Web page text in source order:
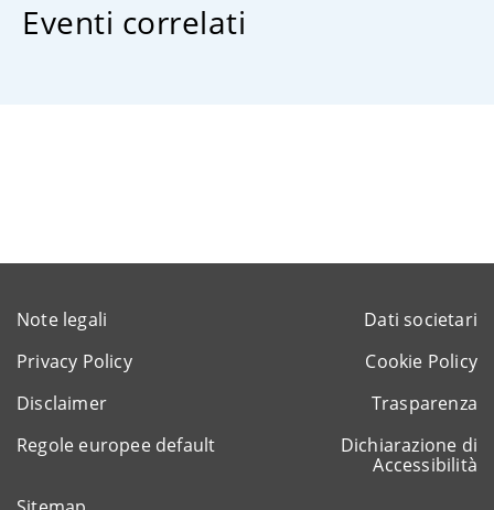
Eventi correlati
Note legali
Dati societari
Privacy Policy
Cookie Policy
Disclaimer
Trasparenza
Regole europee default
Dichiarazione di
Accessibilità